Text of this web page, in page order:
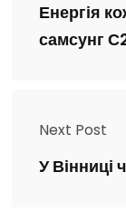
Енергія
самсунг
Next Post
У Вінниці